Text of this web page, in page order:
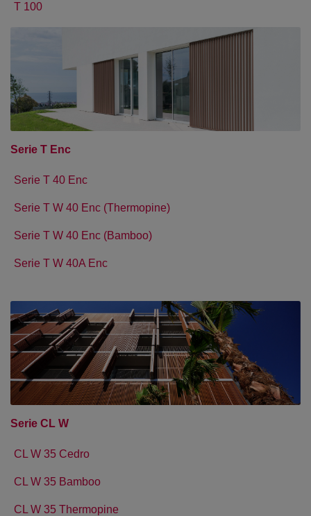
T 100
Serie T Enc
Serie T 40 Enc
Serie T W 40 Enc (Thermopine)
Serie T W 40 Enc (Bamboo)
Serie T W 40A Enc
Serie CL W
CL W 35 Cedro
CL W 35 Bamboo
CL W 35 Thermopine